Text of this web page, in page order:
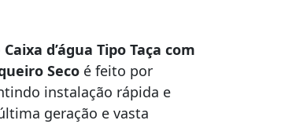
d’água Tipo Taça com
Seco é feito por
instalação rápida e
geração e vasta